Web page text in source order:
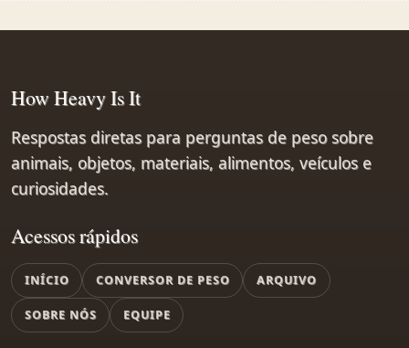
Acessos rápidos
INÍCIO CONVERSOR DE PESO ARQUIVO
SOBRE NÓS EQUIPE
How Heavy Is It
Respostas diretas para perguntas de peso sobre
animais, objetos, materiais, alimentos, veículos e
curiosidades.